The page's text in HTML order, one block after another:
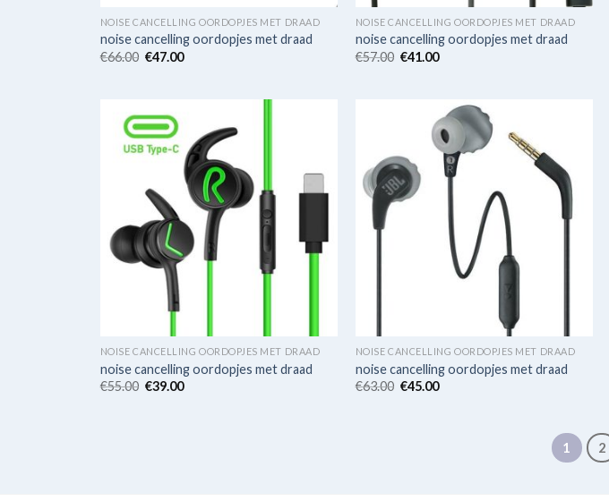
NOISE CANCELLING OORDOPJES MET DRAAD
noise cancelling oordopjes met draad
€66.00 €47.00
NOISE CANCELLING OORDOPJES MET DRAAD
noise cancelling oordopjes met draad
€57.00 €41.00
NOISE CANCELLING OORDOPJES MET DRAAD
noise cancelling oordopjes met draad
€55.00 €39.00
NOISE CANCELLING OORDOPJES MET DRAAD
noise cancelling oordopjes met draad
€63.00 €45.00
1 2